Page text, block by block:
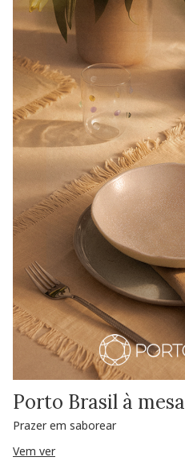
Porto Brasil à mesa
Prazer em saborear
Vem ver